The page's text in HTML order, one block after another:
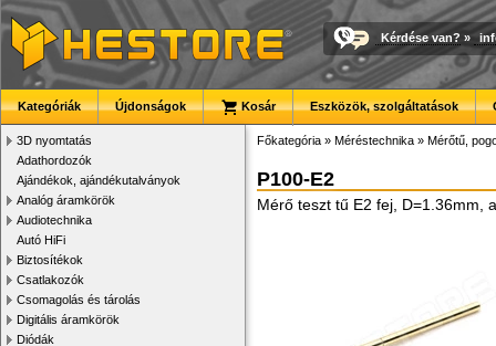
Kérdése van? »
Kategóriák Újdonságok Kosár Eszközök, szolgáltatások
3D nyomtatás
Adathordozók
Ajándékok, ajándékutalványok
Analóg áramkörök
Audiotechnika
Autó HiFi
Biztosítékok
Csatlakozók
Csomagolás és tárolás
Digitális áramkörök
Diódák
Főkategória » Méréstechnika » Mérőtű,
P100-E2
Mérő teszt tű E2 fej, D=1.36mm,